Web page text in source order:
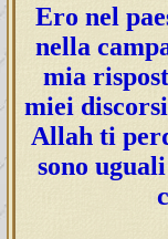
Ero nel
nella
mia
miei
Allah ti
sono